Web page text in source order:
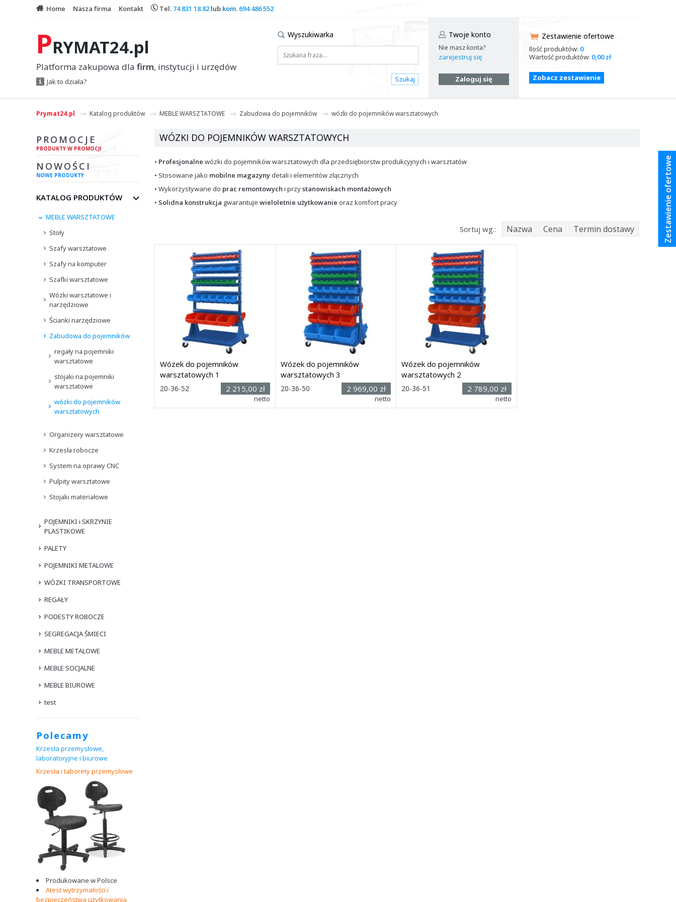
Zestawienie ofertowe
Home Nasza firma Kontakt Tel. 74 831 18 82 lub kom. 694 486 552
PRYMAT24.pl
Platforma zakupowa dla firm, instytucji i urzędów
Jak to działa?
Wyszukiwarka
Szukaj
Twoje konto
Nie masz konta?
zarejestruj się
Zaloguj się
Zestawienie ofertowe
Ilość produktów: 0
Wartość produktów: 0,00 zł
Zobacz zestawienie
Prymat24.pl Katalog produktów MEBLE WARSZTATOWE Zabudowa do pojemników wózki do pojemników warsztatowych
PROMOCJE
PRODUKTY W PROMOCJI
NOWOŚCI
NOWE PRODUKTY
KATALOG PRODUKTÓW
MEBLE WARSZTATOWE
Stoły
Szafy warsztatowe
Szafy na komputer
Szafki warsztatowe
Wózki warsztatowe i
narzędziowe
Ścianki narzędziowe
Zabudowa do pojemników
regały na pojemniki
warsztatowe
stojaki na pojemniki
warsztatowe
wózki do pojemników
warsztatowych
Organizery warsztatowe
Krzesła robocze
System na oprawy CNC
Pulpity warsztatowe
Stojaki materiałowe
POJEMNIKI i SKRZYNIE
PLASTIKOWE
PALETY
POJEMNIKI METALOWE
WÓZKI TRANSPORTOWE
REGAŁY
PODESTY ROBOCZE
SEGREGACJA ŚMIECI
MEBLE METALOWE
MEBLE SOCJALNE
MEBLE BIUROWE
test
Polecamy
Krzesła przemysłowe,
laboratoryjne i biurowe
Produkowane w Polsce
Atest wytrzymałości i
bezpieczeństwa użytkowania
WÓZKI DO POJEMNIKÓW WARSZTATOWYCH
• Profesjonalne wózki do pojemników warsztatowych dla przedsiębiorstw produkcyjnych i warsztatów
• Stosowane jako mobilne magazyny detali i elementów złącznych
• Wykorzystywane do prac remontowych i przystanowiskach montażowych
• Solidna konstrukcja gwarantuje wieloletnie użytkowanie oraz komfort pracy
Sortuj wg.: Nazwa Cena Termin dostawy
Wózek do pojemników
warsztatowych 1
20-36-52 2 215,00 zł
netto
mm
Wózek do pojemników
warsztatowych 3
20-36-50 2 969,00 zł
netto
920mm
Wózek do pojemników
warsztatowych 2
20-36-51 2 789,00 zł
netto
690mm